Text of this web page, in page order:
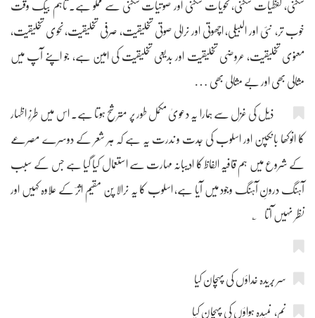
شکنی، لفظیات شکنی، نحویات شکنی اور صوتیات شکنی سے مملو ہے۔ تاہم بیک وقت
خوب تر، نئی اور البیلی، اچھوتی اور نرالی صوتی تخلیقیت، صرفی تخلیقیت، نحوی تخلیقیت،
معنوی تخلیقیت، عروضی تخلیقیت اور بدیعی تخلیقیت کی امیٖن ہے، جو اپنے آپ میں
مثالی بھی اور بے مثالی بھی …
ذیل کی غزل سے ہمارا یہ دعویٰ مکمل طور پر مترشح ہوتا ہے۔ اس میں طرزِ اظہار
کا انوکھا بانکپن اور اسلوب کی جدت و ندرت یہ ہے کہ ہر شعر کے دوسرے مصرعے
کے شروع میں ہم قافیہ الفاظ کا ادیبانہ مہارت سے استعمال کیا گیا ہے جس کے سبب
آہنگ درونِ آہنگ وجود میں آیا ہے، اسلوب کا یہ نرالا پن مقیم اثرؔ کے علاوہ کہیں اور
نظر نہیں آتا ؎
سر بُریدہ خداؤں کی پہچان کیا
نم، نمیدہ ہواؤں کی پہچان کیا